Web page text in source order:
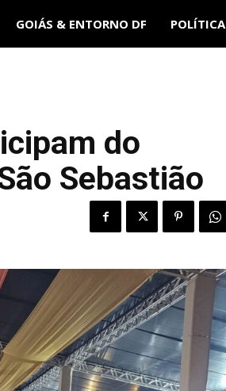
GOIÁS & ENTORNO DF POLÍTICA
do
Sebastião